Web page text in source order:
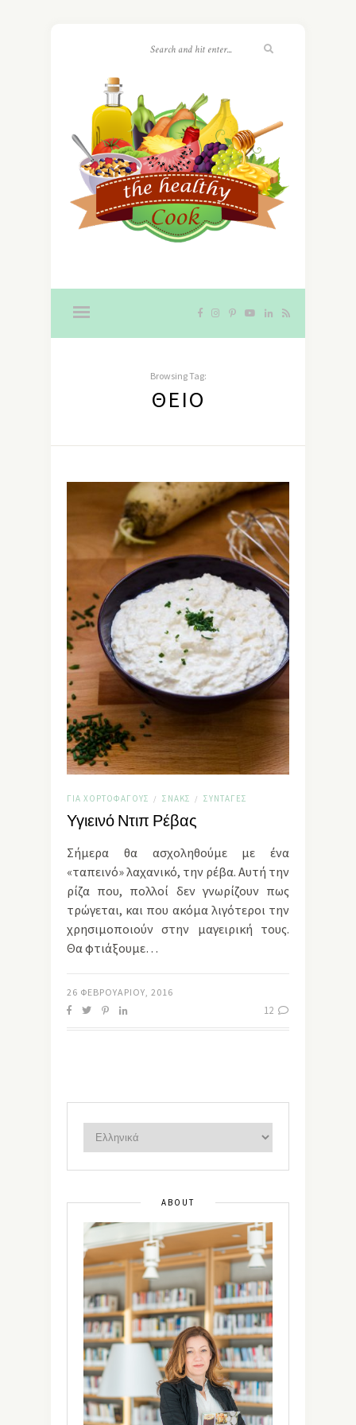
Browsing Tag:
ΘΕΊΟ
ΓΙΑ ΧΟΡΤΟΦΆΓΟΥΣ / ΣΝΑΚΣ / ΣΥΝΤΑΓΈΣ
Υγιεινό Ντιπ Ρέβας
Σήμερα θα ασχοληθούμε με ένα
«ταπεινό» λαχανικό, την ρέβα. Αυτή την
ρίζα που, πολλοί δεν γνωρίζουν πως
τρώγεται, και που ακόμα λιγότεροι την
χρησιμοποιούν στην μαγειρική τους.
Θα φτιάξουμε…
26 ΦΕΒΡΟΥΑΡΊΟΥ, 2016
12
ABOUT